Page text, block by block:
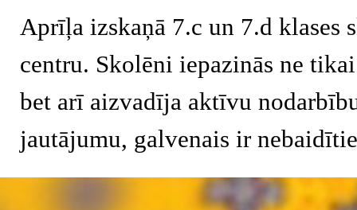
Aprīļa izskaņā 7.c un 7.d klases
centru. Skolēni iepazinās ne
bet arī aizvadīja aktīvu
jautājumu, galvenais ir